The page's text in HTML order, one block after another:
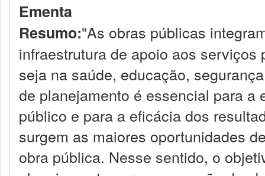
Ementa
Resumo:"As obras públicas
infraestrutura de apoio aos
seja na saúde, educação,
de planejamento é essencial para a
público e para a eficácia dos
surgem as maiores oportunidades
obra pública. Nesse sentido, o